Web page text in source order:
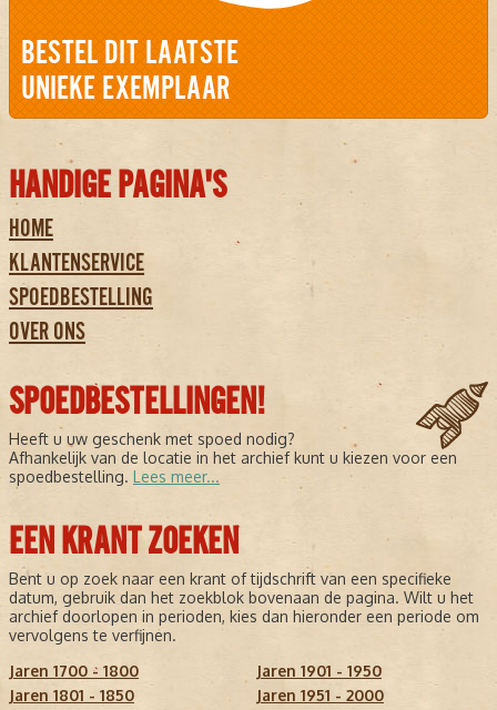
BESTEL DIT LAATSTE
UNIEKE EXEMPLAAR
HANDIGE PAGINA'S
HOME
KLANTENSERVICE
SPOEDBESTELLING
OVER ONS
SPOEDBESTELLINGEN!
Heeft u uw geschenk met spoed nodig?
Afhankelijk van de locatie in het archief kunt u kiezen voor een
spoedbestelling. Lees meer...
EEN KRANT ZOEKEN
Bent u op zoek naar een krant of tijdschrift van een specifieke
datum, gebruik dan het zoekblok bovenaan de pagina. Wilt u het
archief doorlopen in perioden, kies dan hieronder een periode om
vervolgens te verfijnen.
Jaren 1700 - 1800
Jaren 1801 - 1850
Jaren 1901 - 1950
Jaren 1951 - 2000